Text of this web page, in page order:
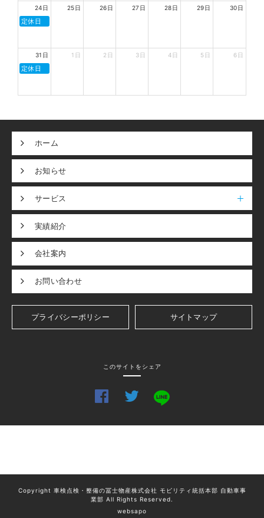
24日
定休日
25日 26日 27日 28日 29日 30日
31日
定休日
1日 2日 3日 4日 5日 6日
ホーム
お知らせ
サービス
実績紹介
会社案内
お問い合わせ
プライバシーポリシー サイトマップ
このサイトをシェア
Copyright 車検点検・整備の冨士物産株式会社 モビリティ統括本部 自動車事
業部 All Rights Reserved.
websapo